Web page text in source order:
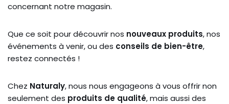
concernant notre magasin.
Que ce soit pour découvrir nos nouveaux produits, nos
événements à venir, ou des conseils de bien-être,
restez connectés !
Chez Naturaly, nous nous engageons à vous offrir non
seulement des produits de qualité, mais aussi des